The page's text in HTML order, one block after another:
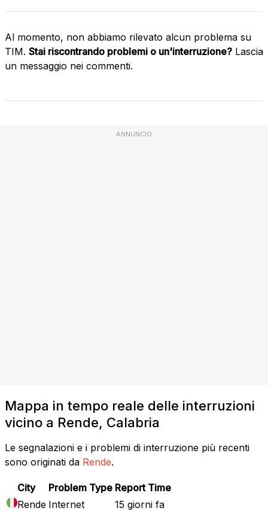
Al momento, non abbiamo rilevato alcun problema su
TIM. Stai riscontrando problemi o un'interruzione? Lascia
un messaggio nei commenti.
ANNUNCIO
Mappa in tempo reale delle interruzioni
vicino a Rende, Calabria
Le segnalazioni e i problemi di interruzione più recenti
sono originati da Rende.
City Problem Type Report Time
Rende Internet
15 giorni fa